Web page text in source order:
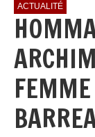
ACTUALITÉ